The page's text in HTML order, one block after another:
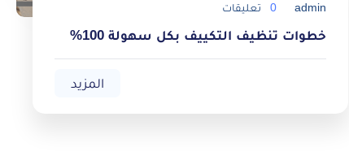
admin
0 تعليقات
خطوات تنظيف التكييف بكل سهولة 100%
المزيد